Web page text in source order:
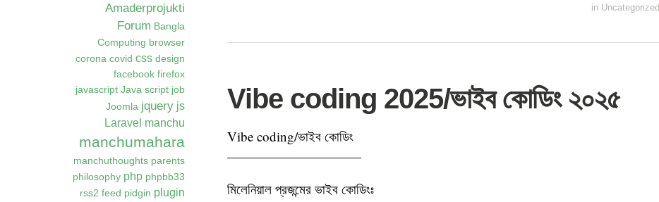
in Uncategorized
Vibe coding 2025/ভাইব কোডিং ২০২৫
Vibe coding/ভাইব কোডিং
——————————
মিলেনিয়াল প্রজন্মের ভাইব কোডিংঃ
Amaderprojukti
Forum Bangla
Computing browser
corona covid css design
facebook firefox
javascript Java script job
Joomla jquery js
Laravel manchu
manchumahara
manchuthoughts parents
philosophy php phpbb33
rss2 feed pidgin plugin